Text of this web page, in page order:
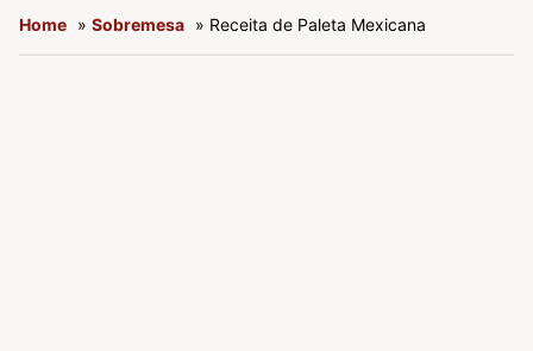
Home » Sobremesa » Receita de Paleta Mexicana